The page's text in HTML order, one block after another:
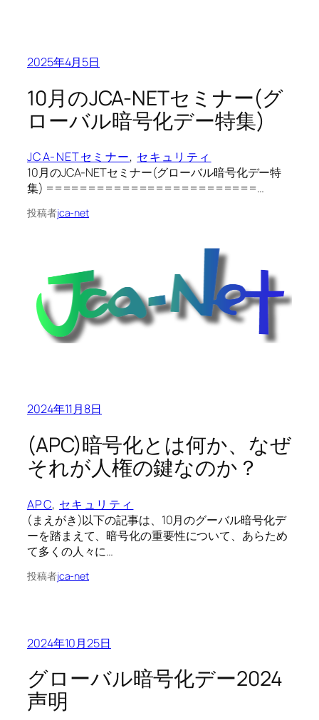
2025年4月5日
10月のJCA-NETセミナー(グ
ローバル暗号化デー特集)
JCA-NETセミナー, セキュリティ
10月のJCA-NETセミナー(グローバル暗号化デー特
集) =========================…
投稿者jca-net
2024年11月8日
(APC)暗号化とは何か、なぜ
それが人権の鍵なのか？
APC, セキュリティ
(まえがき)以下の記事は、10月のグーバル暗号化デ
ーを踏まえて、暗号化の重要性について、あらため
て多くの人々に…
投稿者jca-net
2024年10月25日
グローバル暗号化デー2024
声明